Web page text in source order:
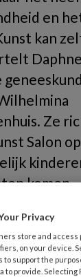
en
kan
Ze
Salon
komen.
Privacy
store and access
on your device.
to support the
to provide.